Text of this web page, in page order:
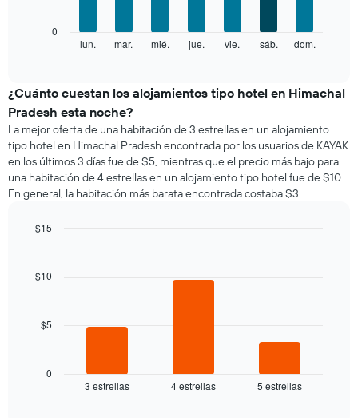
El
gráfico
muestra
1
eje
Y
que
indica
precio
una
el
promedio
de
una
habitación
por
cada
de
El
gráfico
eje
indica
lun. mar. mié. jue. vie. sáb. dom.
0
¿Cuánto cuestan los alojamientos tipo hotel en Himachal
Pradesh esta noche?
La mejor oferta de una habitación de 3 estrellas en un alojamiento
tipo hotel en Himachal Pradesh encontrada por los usuarios de KAYAK
en los últimos 3 días fue de $5, mientras que el precio más bajo para
una habitación de 4 estrellas en un alojamiento tipo hotel fue de $10.
En general, la habitación más barata encontrada costaba $3.
with
muestra
3 estrellas 4 estrellas 5 estrellas
0
$5
$10
$15